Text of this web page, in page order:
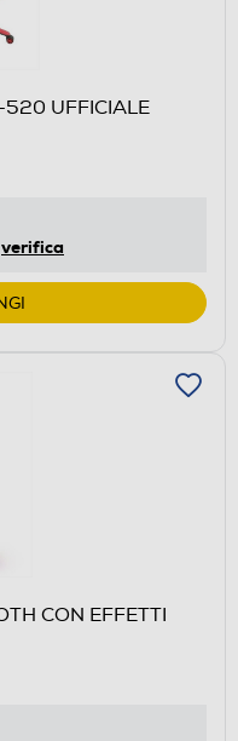
520 UFFICIALE
verifica
CON EFFETTI